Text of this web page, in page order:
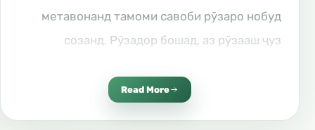
метавонанд тамоми савоби рӯзаро нобуд
созанд. Рӯзадор бошад, аз рӯзааш ҷуз
нахоҳад кард. Рӯзадор маъмур аст, ки узвҳои
Read More